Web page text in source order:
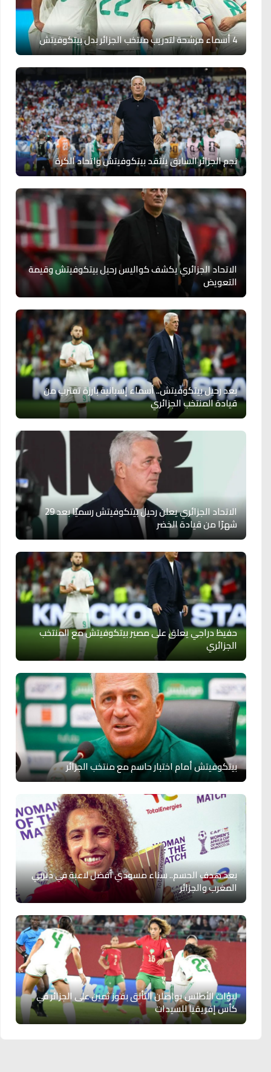
4 أسماء مرشحة لتدريب منتخب الجزائر بدل بيتكوفيتش
نجم الجزائر السابق ينتقد بيتكوفيتش واتحاد الكرة
الاتحاد الجزائري يكشف كواليس رحيل بيتكوفيتش وقيمة
التعويض
بعد رحيل بيتكوفيتش.. أسماء إسبانية بارزة تقترب من
قيادة المنتخب الجزائري
الاتحاد الجزائري يعلن رحيل بيتكوفيتش رسميًا بعد 29
شهرًا من قيادة الخضر
حفيظ دراجي يعلق على مصير بيتكوفيتش مع المنتخب
الجزائري
بيتكوفيتش أمام اختبار حاسم مع منتخب الجزائر
بعد هدف الحسم.. سناء مسودي أفضل لاعبة في ديربي
المغرب والجزائر
لبؤات الأطلس يواصلن التألق بفوز ثمين على الجزائر في
كأس إفريقيا للسيدات